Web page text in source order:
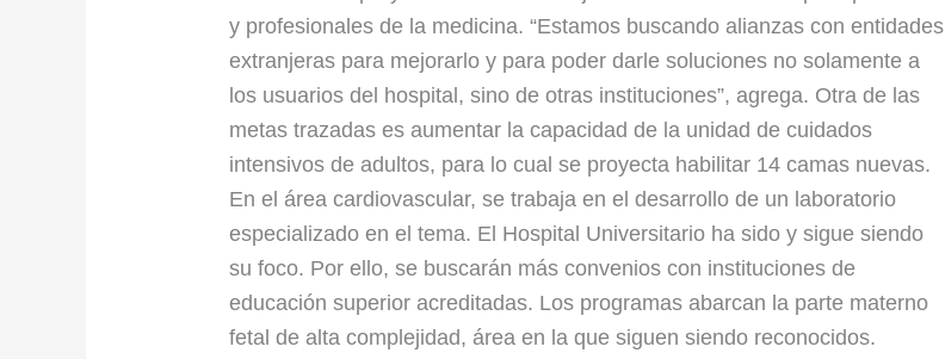
y profesionales de la medicina. “Estamos buscando alianzas con entidades
extranjeras para mejorarlo y para poder darle soluciones no solamente a
los usuarios del hospital, sino de otras instituciones”, agrega. Otra de las
metas trazadas es aumentar la capacidad de la unidad de cuidados
intensivos de adultos, para lo cual se proyecta habilitar 14 camas nuevas.
En el área cardiovascular, se trabaja en el desarrollo de un laboratorio
especializado en el tema. El Hospital Universitario ha sido y sigue siendo
su foco. Por ello, se buscarán más convenios con instituciones de
educación superior acreditadas. Los programas abarcan la parte materno
fetal de alta complejidad, área en la que siguen siendo reconocidos.